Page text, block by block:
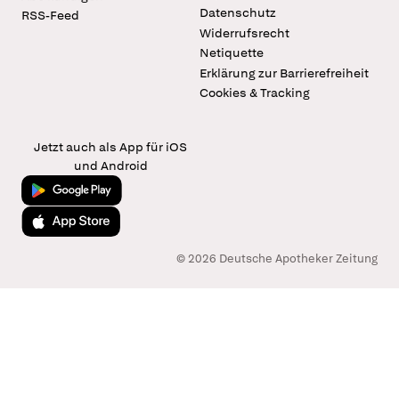
RSS-Feed
Datenschutz
Widerrufsrecht
Netiquette
Erklärung zur Barrierefreiheit
Cookies & Tracking
Jetzt auch als App für iOS
und Android
Jetzt bei Google Play
Laden im App Store
© 2026 Deutsche Apotheker Zeitung